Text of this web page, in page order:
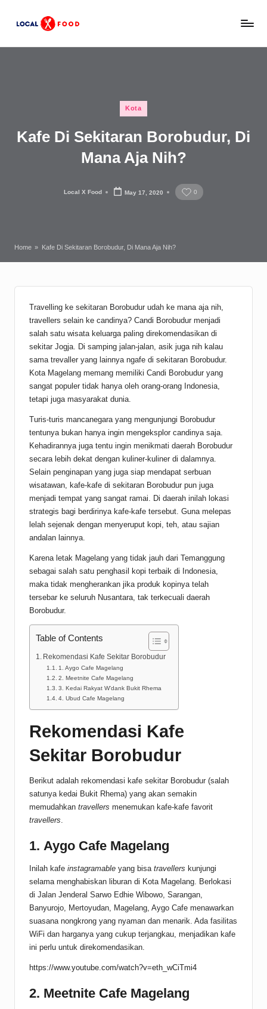
xkeluarga
Posted
in
Kota
Kafe Di Sekitaran Borobudur, Di
Mana Aja Nih?
Posted
Local X Food May 17, 2020 0
Home » Kafe Di Sekitaran Borobudur, Di Mana Aja Nih?
Travelling ke sekitaran Borobudur udah ke mana aja nih,
travellers selain ke candinya? Candi Borobudur menjadi
salah satu wisata keluarga paling direkomendasikan di
sekitar Jogja. Di samping jalan-jalan, asik juga nih kalau
sama trevaller yang lainnya ngafe di sekitaran Borobudur.
Kota Magelang memang memiliki Candi Borobudur yang
sangat populer tidak hanya oleh orang-orang Indonesia,
tetapi juga masyarakat dunia.
Turis-turis mancanegara yang mengunjungi Borobudur
tentunya bukan hanya ingin mengeksplor candinya saja.
Kehadirannya juga tentu ingin menikmati daerah Borobudur
secara lebih dekat dengan kuliner-kuliner di dalamnya.
Selain penginapan yang juga siap mendapat serbuan
wisatawan, kafe-kafe di sekitaran Borobudur pun juga
menjadi tempat yang sangat ramai. Di daerah inilah lokasi
strategis bagi berdirinya kafe-kafe tersebut. Guna melepas
lelah sejenak dengan menyeruput kopi, teh, atau sajian
andalan lainnya.
Karena letak Magelang yang tidak jauh dari Temanggung
sebagai salah satu penghasil kopi terbaik di Indonesia,
maka tidak mengherankan jika produk kopinya telah
tersebar ke seluruh Nusantara, tak terkecuali daerah
Borobudur.
Table of Contents
Rekomendasi Kafe Sekitar Borobudur
1. Aygo Cafe Magelang
2. Meetnite Cafe Magelang
3. Kedai Rakyat W’dank Bukit Rhema
4. Ubud Cafe Magelang
Rekomendasi Kafe
Sekitar Borobudur
Berikut adalah rekomendasi kafe sekitar Borobudur (salah
satunya kedai Bukit Rhema) yang akan semakin
memudahkan travellers menemukan kafe-kafe favorit
travellers.
1. Aygo Cafe Magelang
Inilah kafe instagramable yang bisa travellers kunjungi
selama menghabiskan liburan di Kota Magelang. Berlokasi
di Jalan Jenderal Sarwo Edhie Wibowo, Sarangan,
Banyurojo, Mertoyudan, Magelang, Aygo Cafe menawarkan
suasana nongkrong yang nyaman dan menarik. Ada fasilitas
WiFi dan harganya yang cukup terjangkau, menjadikan kafe
ini perlu untuk direkomendasikan.
https://www.youtube.com/watch?v=eth_wCiTmi4
2. Meetnite Cafe Magelang